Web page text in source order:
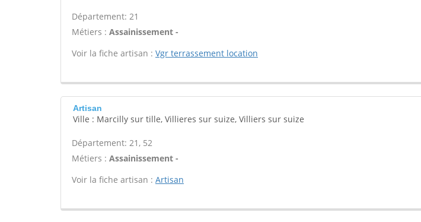
Département: 21
Métiers : Assainissement -
Voir la fiche artisan : Vgr terrassement location
Artisan
Ville : Marcilly sur tille, Villieres sur suize, Villiers sur suize
Département: 21, 52
Métiers : Assainissement -
Voir la fiche artisan : Artisan